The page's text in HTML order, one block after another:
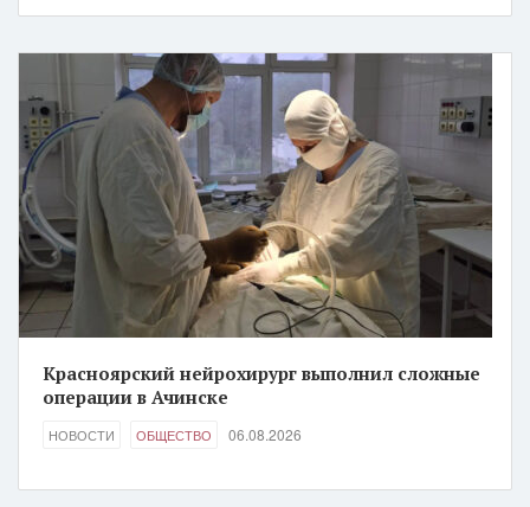
Красноярский нейрохирург выполнил сложные
операции в Ачинске
НОВОСТИ ОБЩЕСТВО 06.08.2026